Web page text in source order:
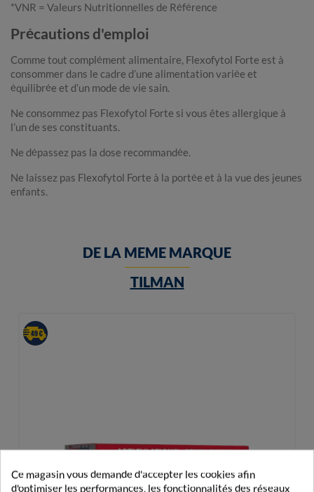
*VNR = Valeurs Nutritionnelles de Référence
Précautions d'emploi
Comme tout complément alimentaire, Flexofytol Forte est à
consommer dans le cadre d’une alimentation variée et
équilibrée et d’un mode de vie sain.
Ne consommez pas Flexofytol Forte si vous êtes allergique à
l’un de ses constituants.
Ne dépassez pas la dose recommandée.
Ne laissez pas Flexofytol Forte à la portée et à la vue des jeunes
enfants.
DE LA MEME MARQUE
TILMAN
Ce magasin vous demande d'accepter les cookies afin
d'optimiser les performances, les fonctionnalités des réseaux